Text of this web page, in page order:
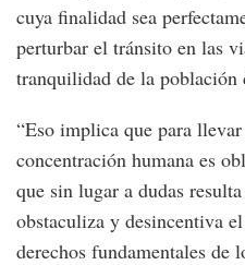
cuya finalidad sea
perturbar el tránsito en las
tranquilidad de la población
“Eso implica que para
concentración humana es
que sin lugar a dudas
obstaculiza y desincentiva
derechos fundamentales de